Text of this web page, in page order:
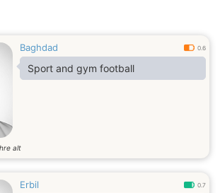
Baghdad 0.6
Sport and gym football
alt
Erbil 0.7